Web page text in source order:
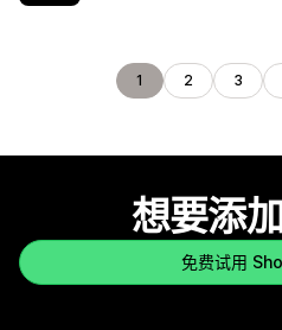
1 2 3
想要添
免费试用